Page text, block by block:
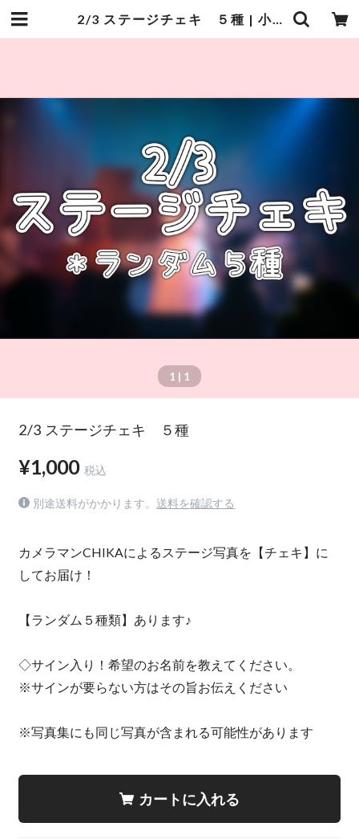
2/3 ステージチェキ ５種 | 小鳥遊ふみ オンラインショップ
1 | 1
2/3 ステージチェキ ５種
¥1,000 税込
別途送料がかかります。 送料を確認する
カメラマンCHIKAによるステージ写真を【チェキ】に
してお届け！
【ランダム５種類】あります♪
◇サイン入り！希望のお名前を教えてください。
※サインが要らない方はその旨お伝えください
※写真集にも同じ写真が含まれる可能性があります
カートに入れる